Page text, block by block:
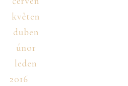
květen
duben
únor
leden
2016